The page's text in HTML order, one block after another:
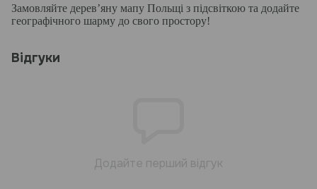
Замовляйте дерев’яну мапу Польщі з підсвіткою та додайте
географічного шарму до свого простору!
Відгуки
Додайте перший відгук